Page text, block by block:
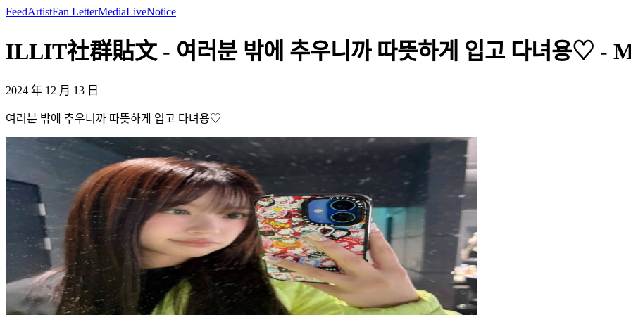
FeedArtistFan LetterMediaLiveNotice
ILLIT社群貼文 - 여러분 밖에 추우니까 따뜻하게 입고 다녀용♡ -
2024 年 12 月 13 日
여러분 밖에 추우니까 따뜻하게 입고 다녀용♡